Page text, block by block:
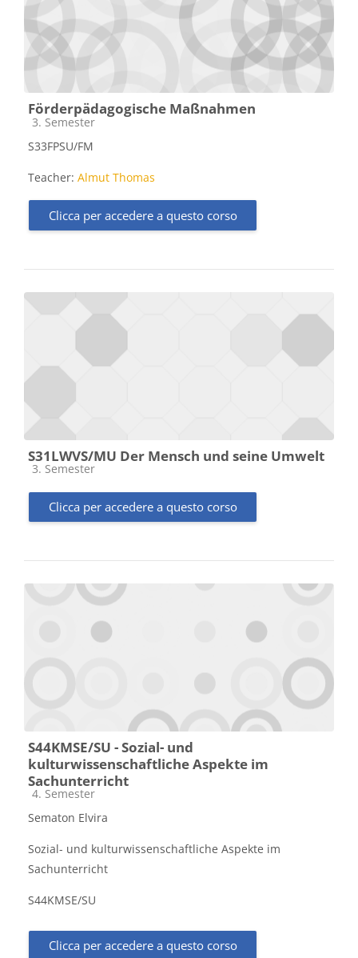
Förderpädagogische Maßnahmen
Categoria di corsi
3. Semester
S33FPSU/FM
Teacher: Almut Thomas
Clicca per accedere a questo corso
S31LWVS/MU Der Mensch und seine Umwelt
Categoria di corsi
3. Semester
Clicca per accedere a questo corso
S44KMSE/SU - Sozial- und
kulturwissenschaftliche Aspekte im
Sachunterricht
Categoria di corsi
4. Semester
Sematon Elvira
Sozial- und kulturwissenschaftliche Aspekte im
Sachunterricht
S44KMSE/SU
Clicca per accedere a questo corso